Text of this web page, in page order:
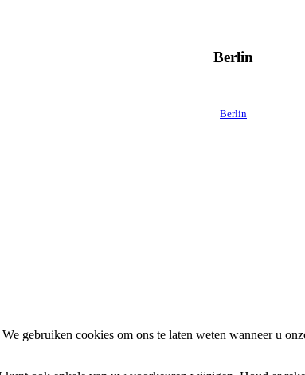
Berlin
Berlin
gebruiken cookies om ons te laten weten wanneer u